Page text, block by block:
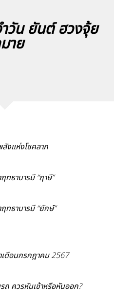
วัน ยันต์ ฮวงจุ้ย
าย
งแห่งโชคลาภ
ธาบารมี “ฤาษี”
ธาบารมี “ยักษ์”
เดือนกรกฎาคม 2567
ถ ควรหันเข้าหรือหันออก?